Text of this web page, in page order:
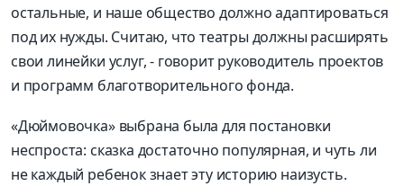
остальные, и наше общество должно адаптироваться
под их нужды. Считаю, что театры должны расширять
свои линейки услуг, - говорит руководитель проектов
и программ благотворительного фонда.
«Дюймовочка» выбрана была для постановки
неспроста: сказка достаточно популярная, и чуть ли
не каждый ребенок знает эту историю наизусть.